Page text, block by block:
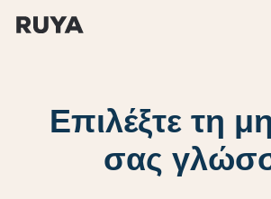
Επιλέξτε τη
σας